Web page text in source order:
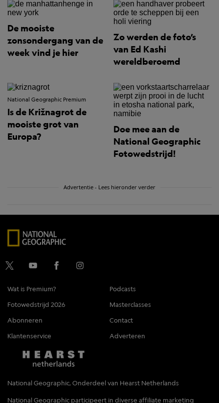
De mooiste
zonsondergang van de
week vind je hier
Zo werden de foto’s
van Ed Kashi
wereldberoemd
National Geographic Premium
Is de Križnagrot de
mooiste grot van
Europa?
Doe mee aan de
National Geographic
Fotowedstrijd!
Advertentie - Lees hieronder verder
Wat is Premium?
Podcasts
Fotowedstrijd 2026
Masterclasses
Abonneren
Contact
Klantenservice
Adverteren
National Geographic, Onderdeel van Hearst Netherlands
National Geographic participeert in diverse affiliate marketing